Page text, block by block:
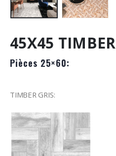
45X45 TIMBER
Pièces 25×60:
TIMBER GRIS: